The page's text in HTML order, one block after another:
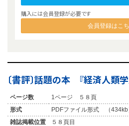
購入には会員登録が必要です
会員登録はこ
〔書評〕話題の本 『経済人類
ページ数
1ページ ５８頁
形式
PDFファイル形式 （434kb
雑誌掲載位置
５８頁目